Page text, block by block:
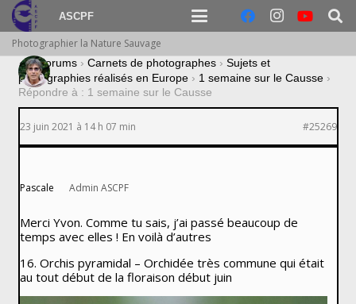
ASCPF
Photographier la Nature Sauvage
› Forums › Carnets de photographes › Sujets et
photographies réalisés en Europe › 1 semaine sur le Causse ›
Répondre à : 1 semaine sur le Causse
23 juin 2021 à 14 h 07 min #25269
Pascale Admin ASCPF
Merci Yvon. Comme tu sais, j’ai passé beaucoup de
temps avec elles ! En voilà d’autres
16. Orchis pyramidal – Orchidée très commune qui était
au tout début de la floraison début juin